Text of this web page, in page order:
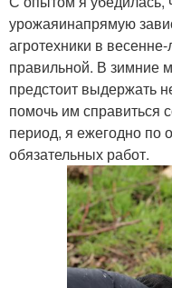
урожаяинапрямую
агротехники в
правильной. В зимние
предстоит выдержать
помочь им справиться
период, я ежегодно по
обязательных работ.